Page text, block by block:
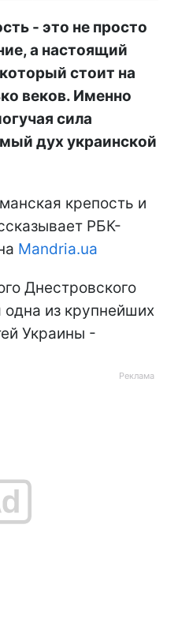
- это не просто
а настоящий
стоит на
веков. Именно
сила
дух украинской
крепость и
РБК-
Mandria.ua
Днестровского
из крупнейших
Украины -